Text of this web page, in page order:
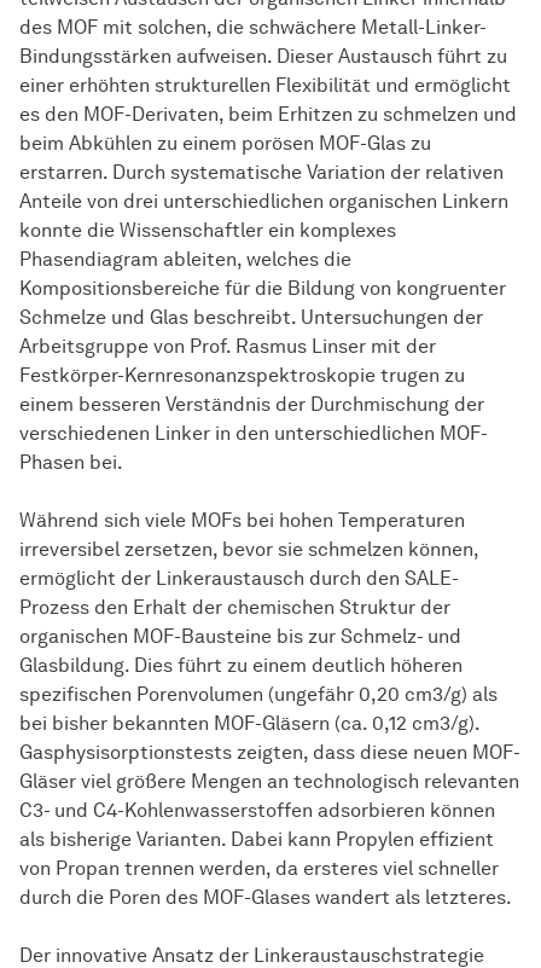
des MOF mit solchen, die schwächere Metall-Linker-
Bindungsstärken aufweisen. Dieser Austausch führt zu
einer erhöhten strukturellen Flexibilität und ermöglicht
es den MOF-Derivaten, beim Erhitzen zu schmelzen und
beim Abkühlen zu einem porösen MOF-Glas zu
erstarren. Durch systematische Variation der relativen
Anteile von drei unterschiedlichen organischen Linkern
konnte die Wissenschaftler ein komplexes
Phasendiagram ableiten, welches die
Kompositionsbereiche für die Bildung von kongruenter
Schmelze und Glas beschreibt. Untersuchungen der
Arbeitsgruppe von Prof. Rasmus Linser mit der
Festkörper-Kernresonanzspektroskopie trugen zu
einem besseren Verständnis der Durchmischung der
verschiedenen Linker in den unterschiedlichen MOF-
Phasen bei.
Während sich viele MOFs bei hohen Temperaturen
irreversibel zersetzen, bevor sie schmelzen können,
ermöglicht der Linkeraustausch durch den SALE-
Prozess den Erhalt der che­mi­schen Struktur der
organischen MOF-Bausteine bis zur Schmelz- und
Glasbildung. Dies führt zu einem deutlich höheren
spezifischen Porenvolumen (ungefähr 0,20 cm3/g) als
bei bisher bekannten MOF-Gläsern (ca. 0,12 cm3/g).
Gasphysisorptionstests zeigten, dass diese neuen MOF-
Gläser viel größere Mengen an technologisch relevanten
C3- und C4-Kohlenwasserstoffen adsorbieren können
als bisherige Varianten. Dabei kann Propylen effizient
von Propan trennen werden, da ersteres viel schneller
durch die Poren des MOF-Glases wandert als letzteres.
Der innovative Ansatz der Linkeraustauschstrategie